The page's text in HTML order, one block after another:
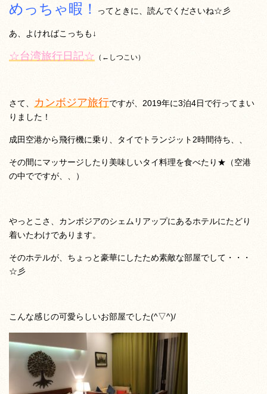
めっちゃ暇！ ってときに、読んでくださいね☆彡
あ、よければこっちも↓
☆台湾旅行日記☆ （←しつこい）
さて、 カンボジア旅行ですが、2019年に3泊4日で行ってまい
りました！
成田空港から飛行機に乗り、タイでトランジット2時間待ち、、
その間にマッサージしたり美味しいタイ料理を食べたり★（空港
の中でですが、、）
やっとこさ、カンボジアのシェムリアップにあるホテルにたどり
着いたわけであります。
そのホテルが、ちょっと豪華にしたため素敵な部屋でして・・・
☆彡
こんな感じの可愛らしいお部屋でした(^▽^)/